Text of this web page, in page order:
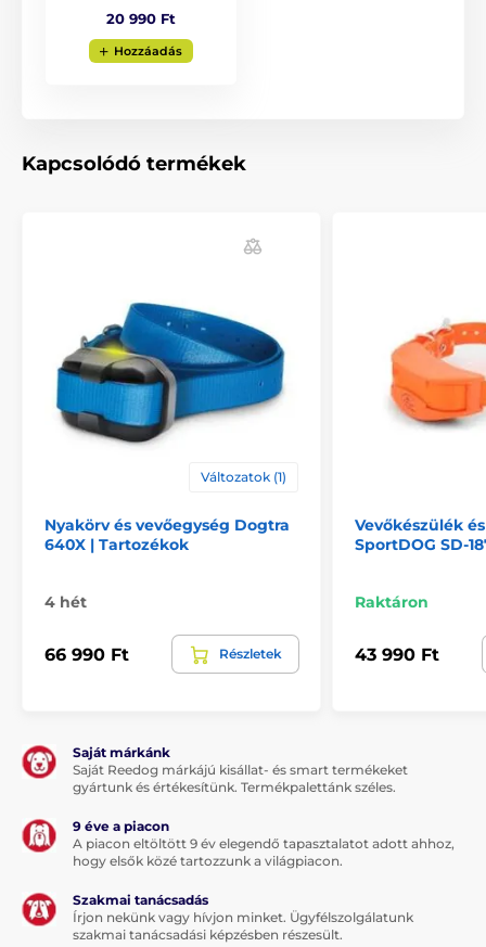
20 990 Ft
Hozzáadás
Kapcsolódó termékek
Változatok (1)
Nyakörv és vevőegység Dogtra
640X | Tartozékok
4 hét
66 990 Ft Részletek
Vevőkészülék
SportDOG SD-
Raktáron
43 990 Ft
Saját márkánk
Saját Reedog márkájú kisállat- és smart termékeket
gyártunk és értékesítünk. Termékpalettánk széles.
9 éve a piacon
A piacon eltöltött 9 év elegendő tapasztalatot adott ahhoz,
hogy elsők közé tartozzunk a világpiacon.
Szakmai tanácsadás
Írjon nekünk vagy hívjon minket. Ügyfélszolgálatunk
szakmai tanácsadási képzésben részesült.